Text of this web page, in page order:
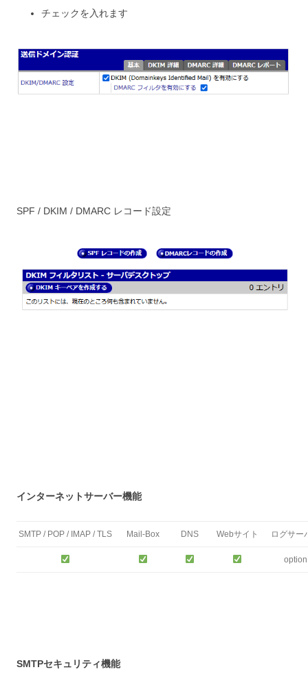
チェックを入れます
SPF / DKIM / DMARC レコード設定
インターネットサーバー機能
SMTP / POP / IMAP / TLS Mail-Box DNS Webサイト ログサー
option
SMTPセキュリティ機能